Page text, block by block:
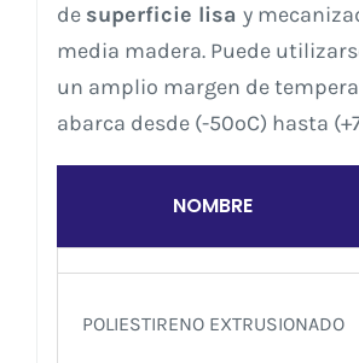
de superficie lisa y
media madera. Puede
un amplio margen de
abarca desde (-50ºC) hasta
NOMBRE
POLIESTIRENO EXTRUSIONADO